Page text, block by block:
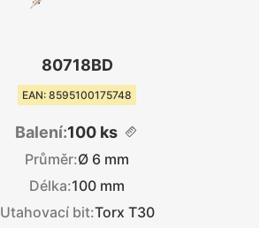
80718BD
EAN: 8595100175748
Balení:100 ks
Průměr:Ø 6 mm
Délka:100 mm
Utahovací bit:Torx T30